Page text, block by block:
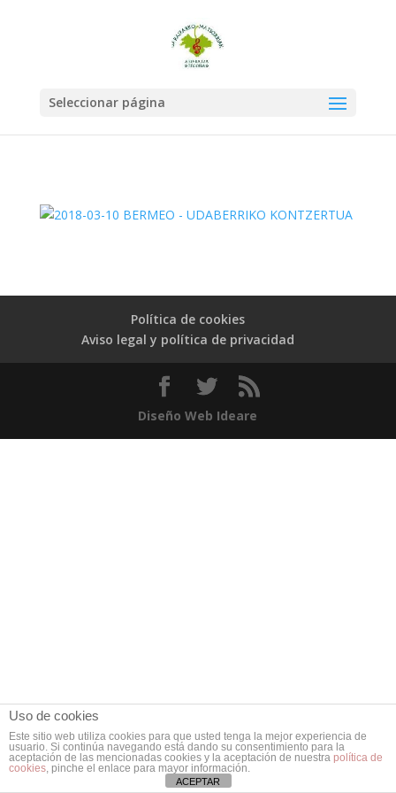
Seleccionar página
Política de cookies
Aviso legal y política de privacidad
Diseño Web Ideare
Uso de cookies
Este sitio web utiliza cookies para que usted tenga la mejor experiencia de
usuario. Si continúa navegando está dando su consentimiento para la
aceptación de las mencionadas cookies y la aceptación de nuestra política de
cookies, pinche el enlace para mayor información.
ACEPTAR